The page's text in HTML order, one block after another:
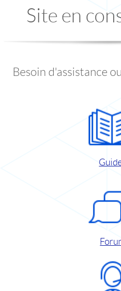
Site en
Besoin d'assistance